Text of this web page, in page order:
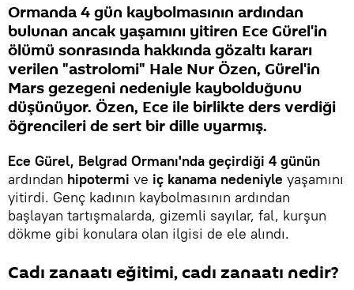
Ormanda 4 gün kaybolmasının ardından
bulunan ancak yaşamını yitiren Ece Gürel'in
ölümü sonrasında hakkında gözaltı kararı
verilen "astrolomi" Hale Nur Özen, Gürel'in
Mars gezegeni nedeniyle kaybolduğunu
düşünüyor. Özen, Ece ile birlikte ders verdiği
öğrencileri de sert bir dille uyarmış.
Ece Gürel, Belgrad Ormanı'nda geçirdiği 4 günün
ardından hipotermi ve iç kanama nedeniyle yaşamını
yitirdi. Genç kadının kaybolmasının ardından
başlayan tartışmalarda, gizemli sayılar, fal, kurşun
dökme gibi konulara olan ilgisi de ele alındı.
Cadı zanaatı eğitimi, cadı zanaatı nedir?